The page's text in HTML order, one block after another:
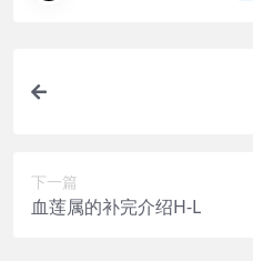
下一篇
血莲属的补完介绍H-L